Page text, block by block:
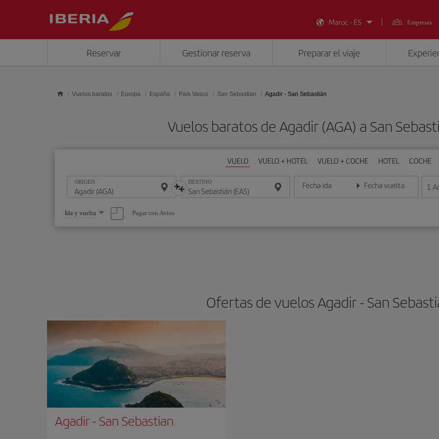
Maroc - ES
Empresas
Reservar Gestionar reserva Preparar el viaje
Vuelos baratos Europa España País Vasco San Sebastian Agadir - San Sebastián
Vuelos baratos de Agadir (AGA) a San
VUELO VUELO + HOTEL VUELO + COCHE HOTEL COCHE
ORIGEN DESTINO Fecha ida
Introduce la fecha en formato día/mes/año
Fecha vuelta
Introduce la fecha en 1
Seleccione
una
opción
Ida y vuelta Pagar con Avios
Ofertas de vuelos Agadir - San
Agadir- San Sebastian